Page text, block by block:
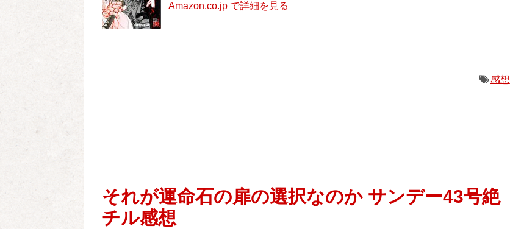
Amazon.co.jp で詳細を見る
感想
それが運命石の扉の選択なのか サンデー43号絶
チル感想